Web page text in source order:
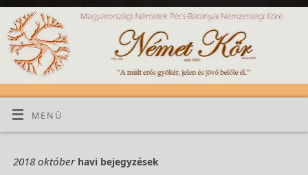
MENÜ
2018 októberhavi bejegyzések